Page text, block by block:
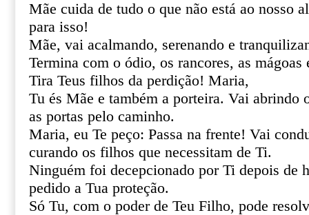
Mãe cuida de tudo o que não está ao nosso
para isso!
Mãe, vai acalmando, serenando e
Termina com o ódio, os rancores, as mágoas
Tira Teus filhos da perdição! Maria,
Tu és Mãe e também a porteira. Vai abrindo
as portas pelo caminho.
Maria, eu Te peço: Passa na frente! Vai
curando os filhos que necessitam de Ti.
Ninguém foi decepcionado por Ti depois de
pedido a Tua proteção.
Só Tu, com o poder de Teu Filho, pode